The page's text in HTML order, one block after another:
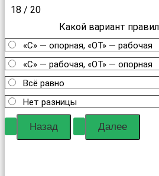
18 / 20
Какой вариант
«С» — опорная, «ОТ» — рабочая
«С» — рабочая, «ОТ» — опорная
Всё равно
Нет разницы